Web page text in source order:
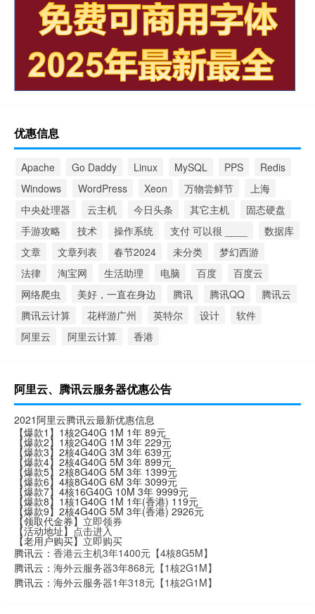
优惠信息
Apache Go Daddy Linux MySQL PPS
Redis
Windows
WordPress Xeon 万物尝鲜节
上海
中央处理器
云主机 今日头条 其它主机
固态硬盘
手游攻略
技术 操作系统 支付 可以很 ____
数据库
文章
文章列表 春节2024 未分类
梦幻西游
法律
淘宝网 生活助理 电脑 百度
百度云
网络爬虫
美好，一直在身边 腾讯 腾讯QQ
腾讯云
腾讯云计算
花样游广州 英特尔 设计
软件
阿里云
阿里云计算 香港
阿里云、腾讯云服务器优惠公告
2021阿里云腾讯云最新优惠信息
【爆款1】1核2G40G 1M 1年 89元
【爆款2】1核2G40G 1M 3年 229元
【爆款3】2核4G40G 3M 3年 639元
【爆款4】2核4G40G 5M 3年 899元
【爆款5】2核8G40G 5M 3年 1399元
【爆款6】4核8G40G 6M 3年 3099元
【爆款7】4核16G40G 10M 3年 9999元
【爆款8】1核1G40G 1M 1年(香港) 119元
【爆款9】2核4G40G 5M 3年(香港) 2926元
【领取代金券】 立即领券
【活动地址】 点击进入
【老用户购买】立即购买
腾讯云： 香港云主机3年1400元【4核8G5M】
腾讯云： 海外云服务器3年868元【1核2G1M】
腾讯云： 海外云服务器1年318元【1核2G1M】